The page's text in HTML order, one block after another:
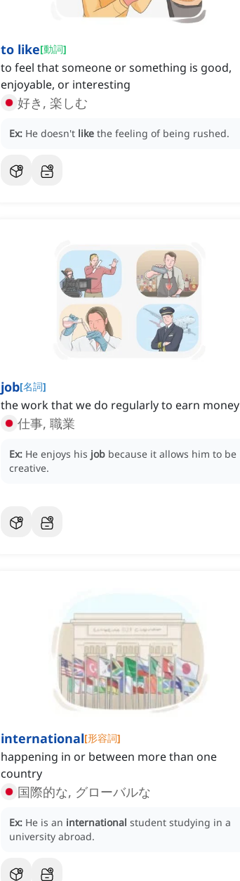
to like[動詞]
to feel that someone or something is good,
enjoyable, or interesting
好き, 楽しむ
Ex: He doesn't like the feeling of being rushed.
job[名詞]
the work that we do regularly to earn money
仕事, 職業
Ex: He enjoys his job because it allows him to be
creative.
international[形容詞]
happening in or between more than one
country
国際的な, グローバルな
Ex: He is an international student studying in a
university abroad.